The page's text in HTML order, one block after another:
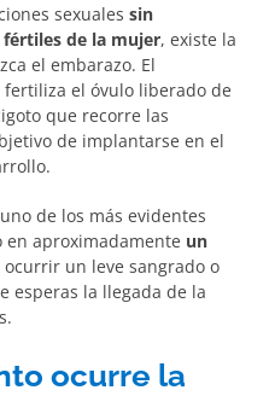
sexuales sin
de la mujer, existe la
el embarazo. El
el óvulo liberado de
que recorre las
de implantarse en el
de los más evidentes
en aproximadamente un
un leve sangrado o
esperas la llegada de la
ocurre la